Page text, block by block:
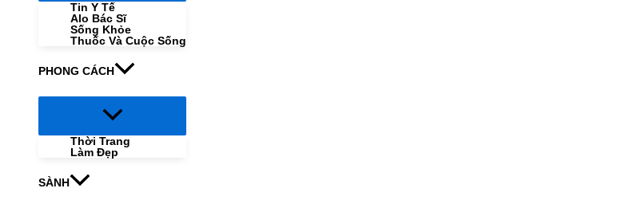
Tin Y Tế
Alo Bác Sĩ
Sống Khỏe
Thuốc Và Cuộc Sống
PHONG CÁCH
Menu
Thời Trang
Làm Đẹp
SÀNH